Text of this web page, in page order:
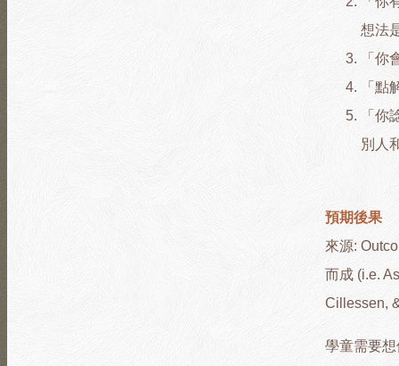
想法
「
「
「
別人
預期後果
來源:
而成 (i.e.
Cillessen,
學童需要